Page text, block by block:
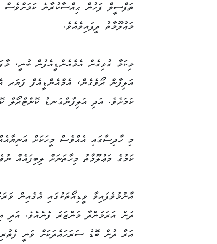
Copy
Link
ތަފްސީލް ފަހުން ޙިއްސާކުރާނެ ކަމަށްވެސް
މަޢުލޫމާތު ދީފައިވެއެވެ.
މިކަމާ ގުޅިގެން އެމްއެންޑީއެފުން ބުނީ،
އަލިފާން ރޯވެގެން، އެމްއެންޑީއެފް
ކަމަށެވެ. އަދި އަލިފާންގަނޑު ކޮންޓްރޯލް
މި ހާދިސާގައި އެއްވެސް މީހަކަށް
ކަމުގެ މަޢުލޫމާތު މިހާތަނަށް ލިބިފައެއް
އާންމުވެފައިވާ ވީޑިއޯތަކުގައި އެގެއިން
ދުން އަރަމުންދާ މަންޒަރު ފެނެއެވެ. އަދި
އަރާ ދުން ބޮޑު ސަރަހައްދަކަށް ވަނީ